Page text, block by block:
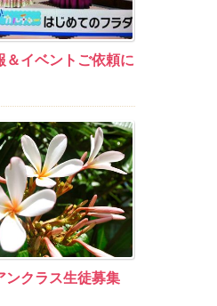
＆イベントご依頼に
ンクラス生徒募集